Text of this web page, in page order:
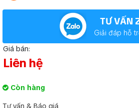
TƯ VẤN
Giải đáp hỗ
Giá bán:
Liên hệ
Còn hàng
Tư vấn & Báo giá